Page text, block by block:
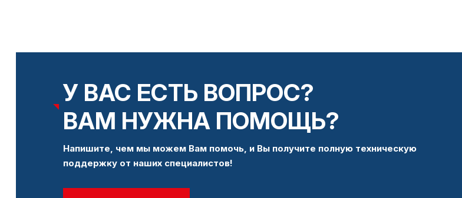
У ВАС ЕСТЬ ВОПРОС?
ВАМ НУЖНА ПОМОЩЬ?
Напишите, чем мы можем Вам помочь, и Вы получите полную техническую
поддержку от наших специалистов!